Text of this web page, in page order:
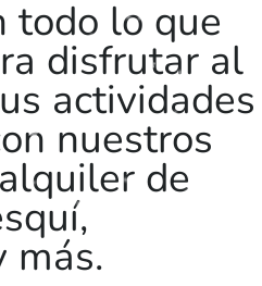
todo lo que
disfrutar al
actividades
nuestros
de
más.